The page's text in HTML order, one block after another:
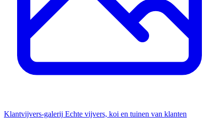
Klantvijvers-galerij Echte vijvers, koi en tuinen van klanten